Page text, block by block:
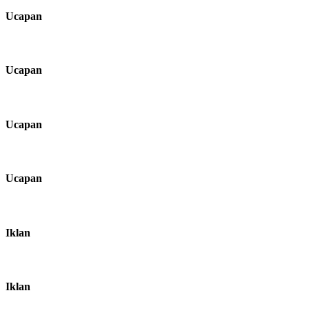
Ucapan
Ucapan
Ucapan
Ucapan
Iklan
Iklan